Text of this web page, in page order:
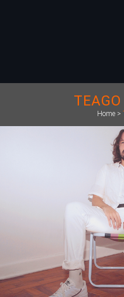
Home >
https://deckdisc.com.br/wp-